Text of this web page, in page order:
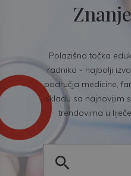
Polazišna točka
radnika - najbolji
područja medicine,
skladu sa najnovijim
trendovima u